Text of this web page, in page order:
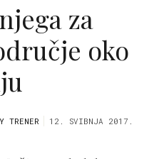
za
oko
TRENER 12. SVIBNJA 2017.